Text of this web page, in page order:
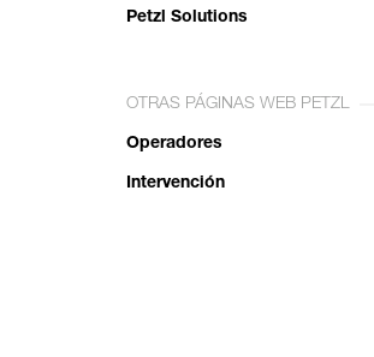
Petzl Solutions
OTRAS PÁGINAS WEB PETZL
Operadores
Intervención